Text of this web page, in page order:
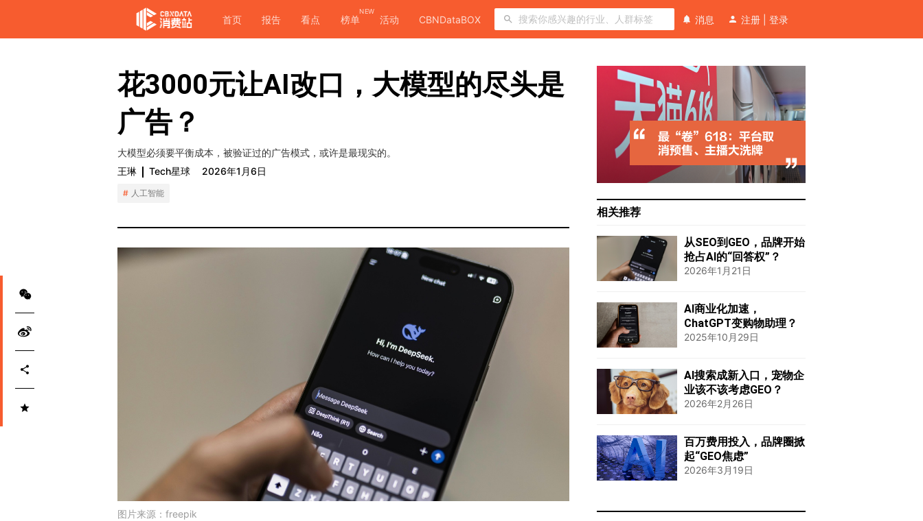
首页 报告 看点 榜单
NEW
活动 CBNDataBOX 消息 注册 登录
花3000元让AI改口，大模型的尽头是
广告？
大模型必须要平衡成本，被验证过的广告模式，或许是最现实的。
王琳
Tech星球 2026年1月6日
人工智能
图片来源： freepik
相关推荐
从SEO到GEO，品牌开始
抢占AI的“回答权”？
2026年1月21日
AI商业化加速，
ChatGPT变购物助理？
2025年10月29日
AI搜索成新入口，宠物企
业该不该考虑GEO？
2026年2月26日
百万费用投入，品牌圈掀
起“GEO焦虑”
2026年3月19日